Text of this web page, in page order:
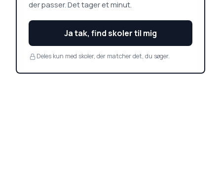
der passer. Det tager et minut.
Ja tak, find skoler til mig
Deles kun med skoler, der matcher det, du søger.